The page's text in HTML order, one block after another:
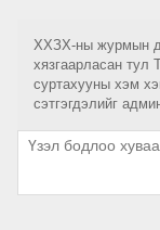
ХХЗХ-ны журмын
хязгаарласан тул
суртахууны хэм
сэтгэгдэлийг